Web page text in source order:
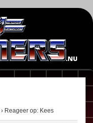
› Reageer op: Kees